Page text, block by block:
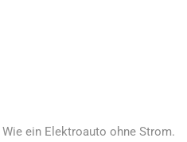
ein Elektroauto ohne Strom.